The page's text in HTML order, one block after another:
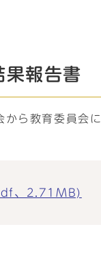
果報告書
ら教育委員会
、2.71MB)